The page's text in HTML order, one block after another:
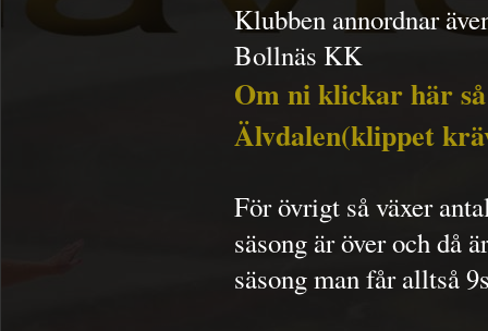
Klubben annordnar
Bollnäs KK
Om ni klickar här
Älvdalen(klippet
För övrigt så växer
säsong är över och då
säsong man får alltså